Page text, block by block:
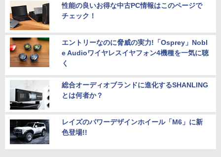
性能の良いお得な中古PC情報はこのページで
チェック！
エントリーなのに脅威の実力!「Osprey」Nobl
e Audioワイヤレスイヤフォン4機種を一気に聴
く
総合オーディオブランドに進化するSHANLING
とは何者か？
レイズのパワーデザインホイール「M6」に新
色登場!!